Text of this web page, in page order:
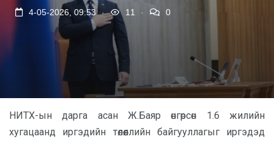
4-05-2026, 09:53 11 0
НИТХ-ын дарга асан Ж.Баяр өнгөрсөн 1.6 жилийн
хугацаанд иргэдийн төлөөллийн байгууллагыг иргэдэд